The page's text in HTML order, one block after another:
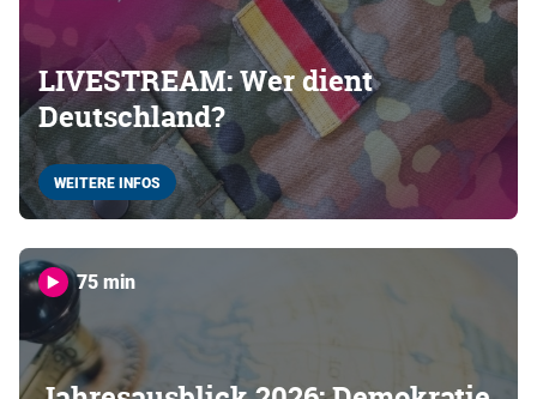
LIVESTREAM: Wer dient
Deutschland?
WEITERE INFOS
75 min